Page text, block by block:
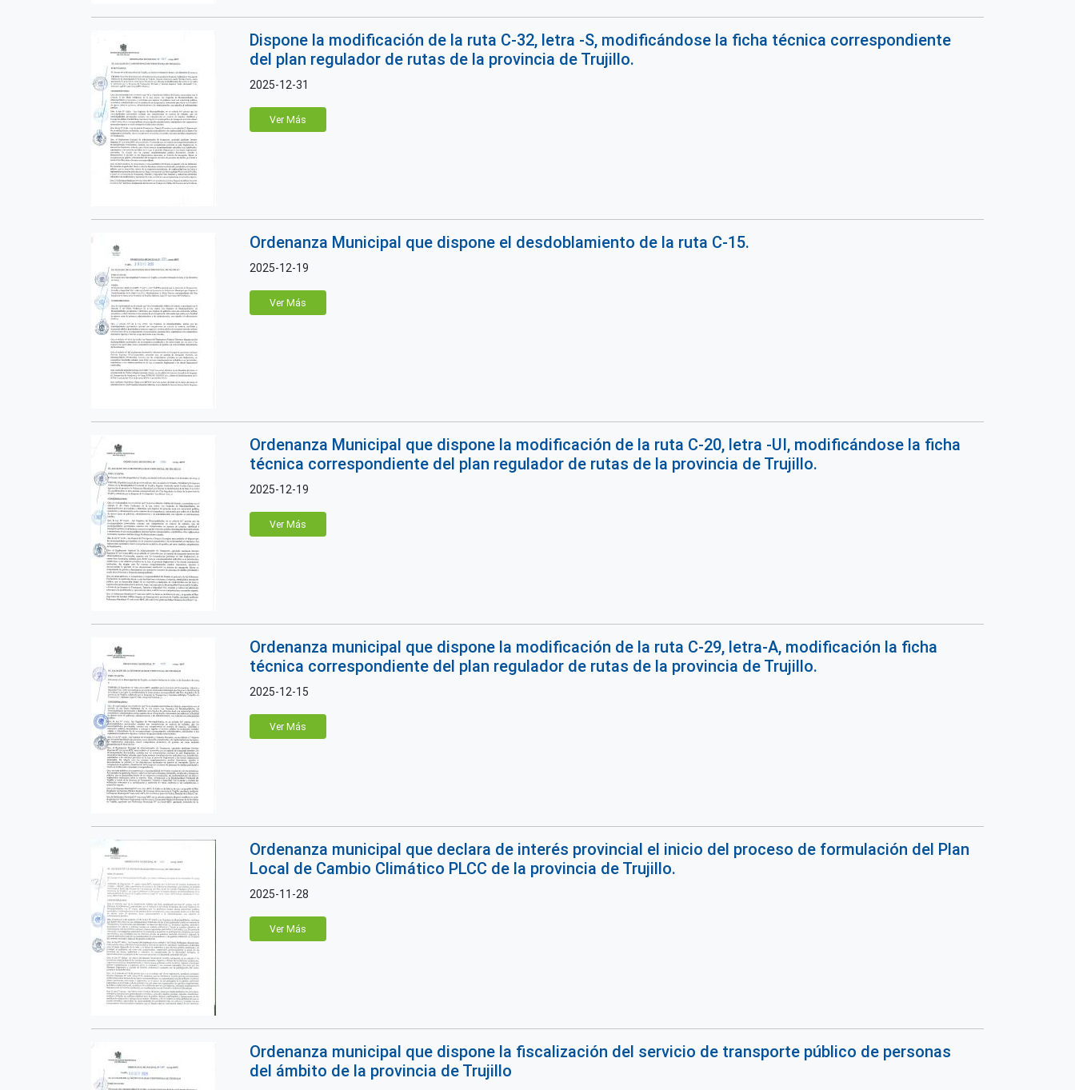
Dispone la modificación de la ruta C-32, letra -S, modificándose la ficha técnica correspondiente
del plan regulador de rutas de la provincia de Trujillo.
2025-12-31
Ver Más
Ordenanza Municipal que dispone el desdoblamiento de la ruta C-15.
2025-12-19
Ver Más
Ordenanza Municipal que dispone la modificación de la ruta C-20, letra -UI, modificándose la ficha
técnica correspondiente del plan regulador de rutas de la provincia de Trujillo.
2025-12-19
Ver Más
Ordenanza municipal que dispone la modificación de la ruta C-29, letra-A, modificación la ficha
técnica correspondiente del plan regulador de rutas de la provincia de Trujillo.
2025-12-15
Ver Más
Ordenanza municipal que declara de interés provincial el inicio del proceso de formulación del Plan
Local de Cambio Climático PLCC de la provincia de Trujillo.
2025-11-28
Ver Más
Ordenanza municipal que dispone la fiscalización del servicio de transporte público de personas
del ámbito de la provincia de Trujillo